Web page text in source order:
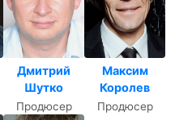
Дмитрий
Шутко
Продюсер
Максим
Королев
Продюсер